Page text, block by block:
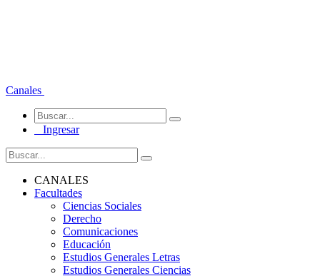
Canales
Ingresar
CANALES
Facultades
Ciencias Sociales
Derecho
Comunicaciones
Educación
Estudios Generales Letras
Estudios Generales Ciencias